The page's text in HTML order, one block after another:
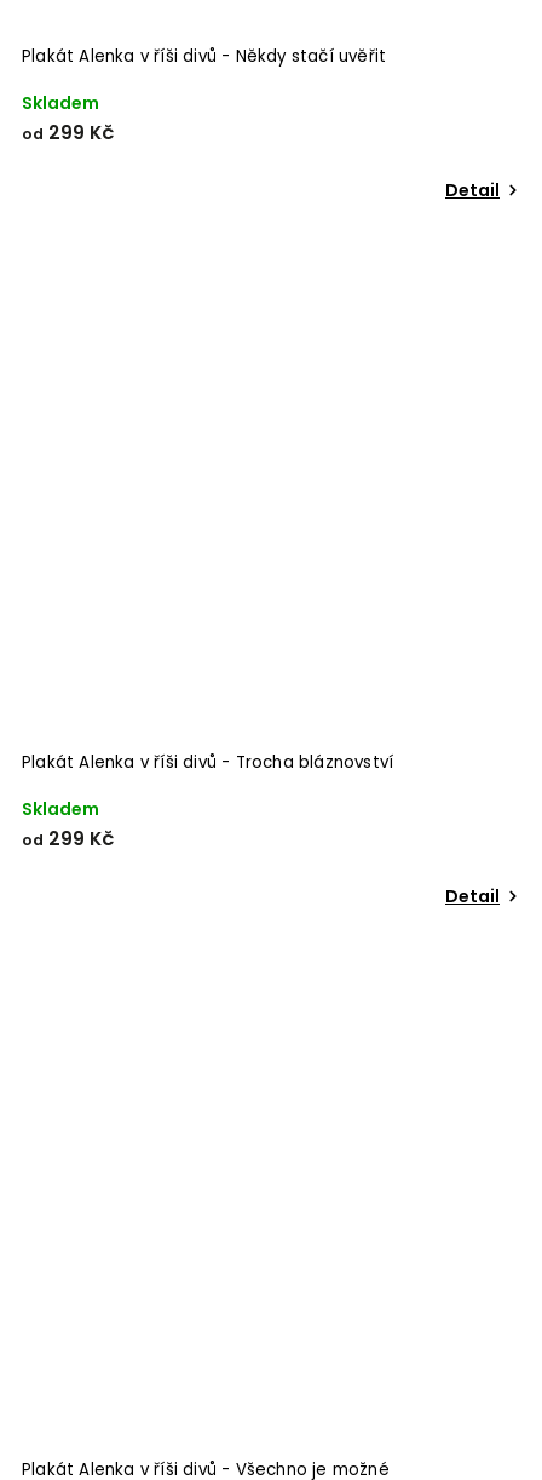
Plakát Alenka v říši divů - Někdy stačí uvěřit
Skladem
od 299 Kč
Detail
Plakát Alenka v říši divů - Trocha bláznovství
Skladem
od 299 Kč
Detail
Plakát Alenka v říši divů - Všechno je možné